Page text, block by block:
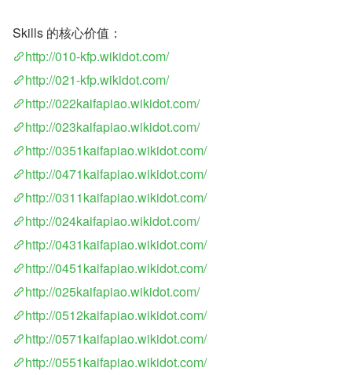
Skills 的核心价值：
http://010-kfp.wikidot.com/
http://021-kfp.wikidot.com/
http://022kaifapiao.wikidot.com/
http://023kaifapiao.wikidot.com/
http://0351kaifapiao.wikidot.com/
http://0471kaifapiao.wikidot.com/
http://0311kaifapiao.wikidot.com/
http://024kaifapiao.wikidot.com/
http://0431kaifapiao.wikidot.com/
http://0451kaifapiao.wikidot.com/
http://025kaifapiao.wikidot.com/
http://0512kaifapiao.wikidot.com/
http://0571kaifapiao.wikidot.com/
http://0551kaifapiao.wikidot.com/